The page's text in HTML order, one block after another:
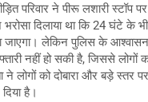
परिवार ने पीरू लशारी स्टॉप
दिलाया था कि 24 घंटे के
जाएगा। लेकिन पुलिस के
नहीं हो सकी है, जिससे लोगों
ने लोगों को दोबारा और बड़े स्तर
है।